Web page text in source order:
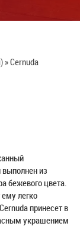
»Cernuda
выполнен из
бежевого цвета.
легко
принесет в
украшением